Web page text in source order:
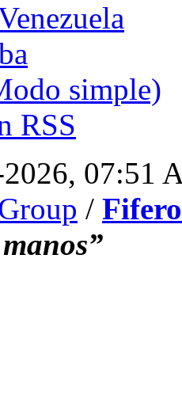
simple)
RSS
07:51
/